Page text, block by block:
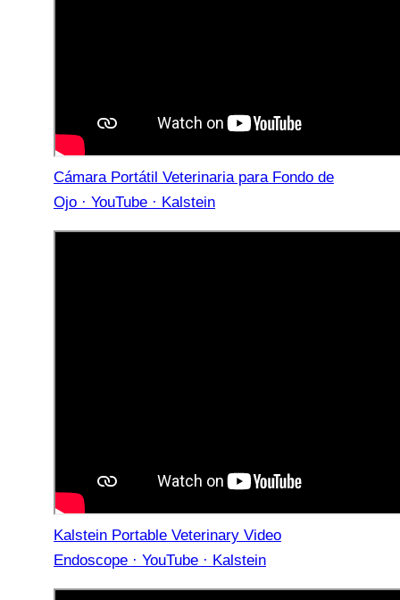
Cámara Portátil Veterinaria para Fondo de
Ojo · YouTube · Kalstein
Kalstein Portable Veterinary Video
Endoscope · YouTube · Kalstein